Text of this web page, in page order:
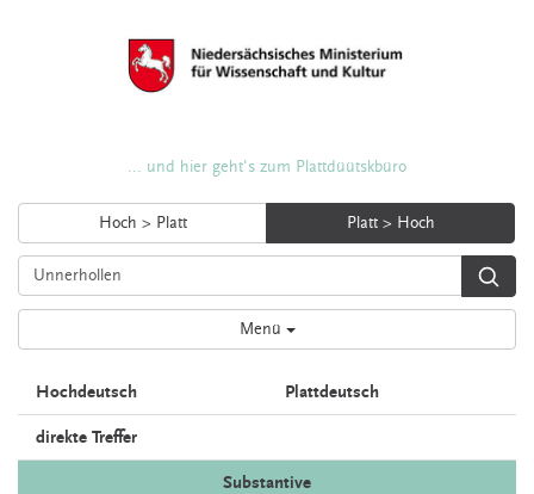
... und hier geht's zum Plattdüütskbüro
Hoch > Platt Platt > Hoch
Menü
Hochdeutsch Plattdeutsch
direkte Treffer
Substantive